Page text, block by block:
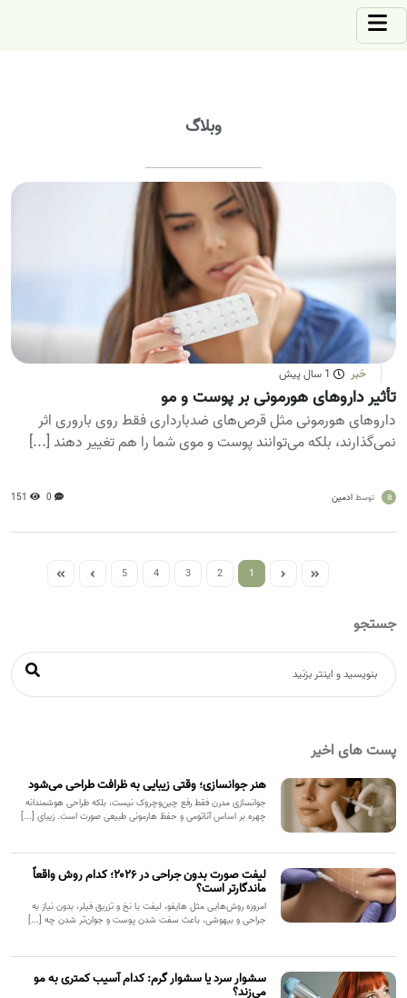
وبلاگ
خبر 1 سال پیش
تأثیر داروهای هورمونی بر پوست و مو
داروهای هورمونی مثل قرص‌های ضدبارداری فقط روی باروری اثر
نمی‌گذارند، بلکه می‌توانند پوست و موی شما را هم تغییر دهند [...]
a توسط ادمین 0
151
1
2
3
4
5
جستجو
پست های اخیر
هنر جوانسازی؛ وقتی زیبایی به ظرافت طراحی می‌شود
جوانسازی مدرن فقط رفع چین‌وچروک نیست، بلکه طراحی هوشمندانه
چهره بر اساس آناتومی و حفظ هارمونی طبیعی صورت است. زیبای [...]
لیفت صورت بدون جراحی در ۲۰۲۶؛ کدام روش واقعاً
ماندگارتر است؟
امروزه روش‌هایی مثل هایفو، لیفت با نخ و تزریق فیلر، بدون نیاز به
جراحی و بیهوشی، باعث سفت شدن پوست و جوان‌تر شدن چه [...]
سشوار سرد یا سشوار گرم: کدام آسیب کمتری به مو
می‌زند؟